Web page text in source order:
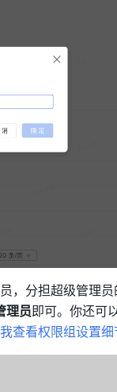
，分担超级管理
理员即可。你还可
查看权限组设置细